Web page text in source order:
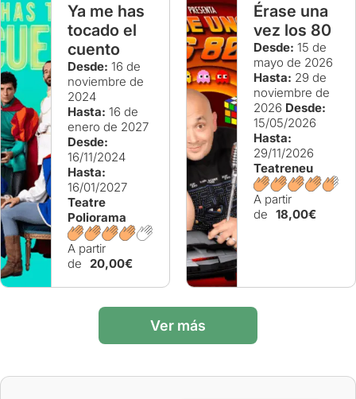
Ya me has
tocado el
cuento
Desde: 16 de
noviembre de
2024
Hasta: 16 de
enero de 2027
Desde:
16/11/2024
Hasta:
16/01/2027
Teatre
Poliorama
A partir
de
20,00€
Érase una
vez los 80
Desde: 15 de
mayo de 2026
Hasta: 29 de
noviembre de
2026 Desde:
15/05/2026
Hasta:
29/11/2026
Teatreneu
A partir
de 18,00€
Ver más